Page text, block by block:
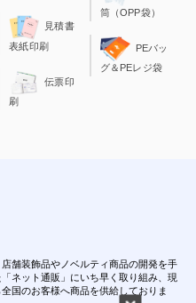
見積書
表紙印刷
伝票印
刷
筒（OPP袋）
PEバッ
グ＆PEレジ袋
舗装飾品やノベルティ商品の開発を手
ネット通販」にいち早く取り組み、現
国のお客様へ商品を供給しておりま